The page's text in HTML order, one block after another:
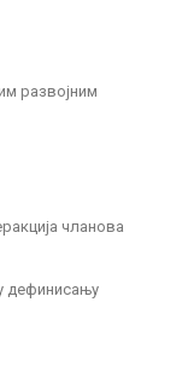
развојним
чланова
дефинисању